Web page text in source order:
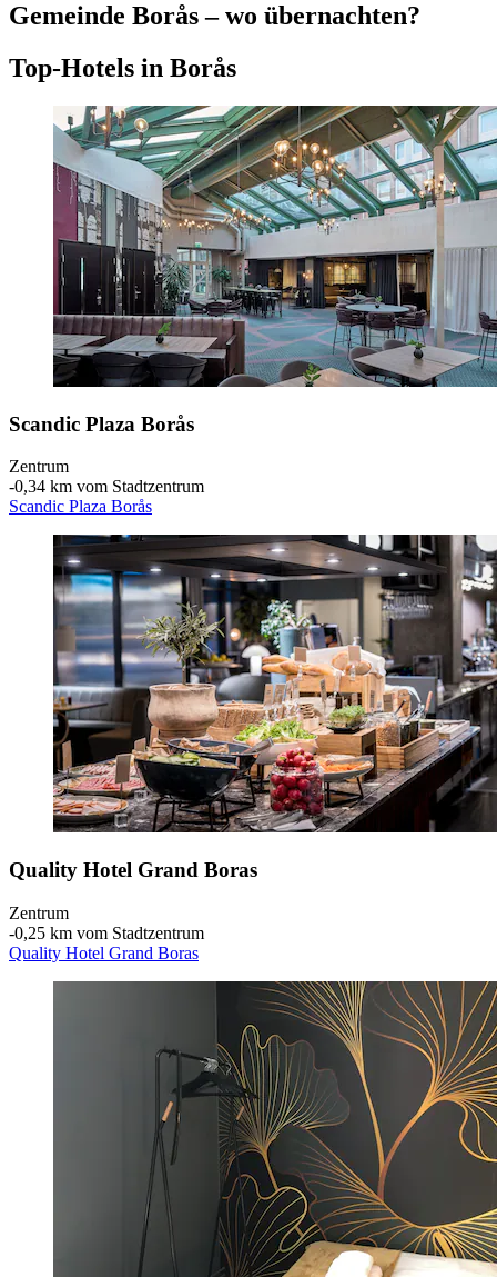
Gemeinde Borås – wo übernachten?
Top-Hotels in Borås
Scandic Plaza Borås
Zentrum
‐0,34 km vom Stadtzentrum
Scandic Plaza Borås
Quality Hotel Grand Boras
Zentrum
‐0,25 km vom Stadtzentrum
Quality Hotel Grand Boras